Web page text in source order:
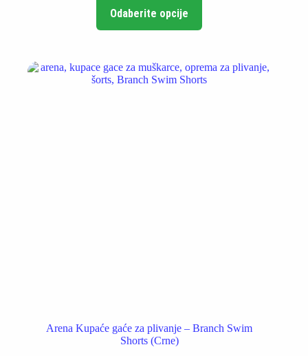
Odaberite opcije
proizvod
Opcije
mogu
Arena Kupaće gaće za plivanje – Branch Swim
Shorts (Crne)